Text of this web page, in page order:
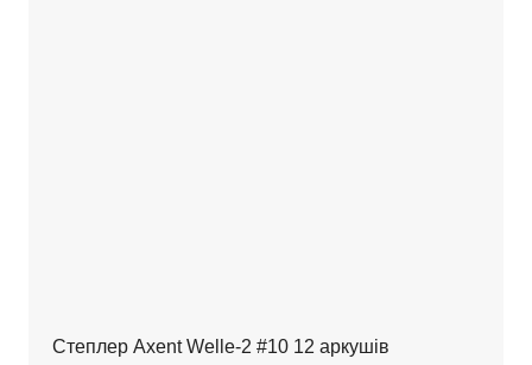
Степлер Axent Welle-2 #10 12 аркушів